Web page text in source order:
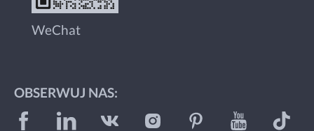
WeChat
OBSERWUJ NAS: